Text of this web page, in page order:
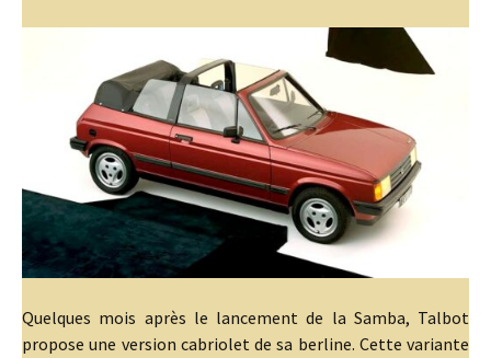
Quelques mois après le lancement de la Samba, Talbot
propose une version cabriolet de sa berline. Cette variante